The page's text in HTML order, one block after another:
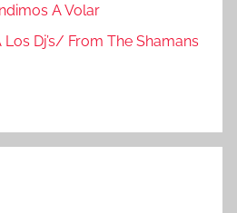
A Volar
Dj’s/ From The Shamans